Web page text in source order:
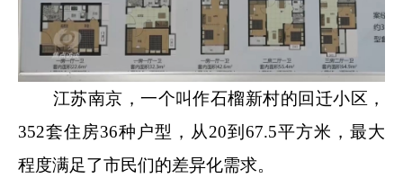
江苏南京，一个叫作石榴新村的回迁小区，
352套住房36种户型，从20到67.5平方米，最大
程度满足了市民们的差异化需求。